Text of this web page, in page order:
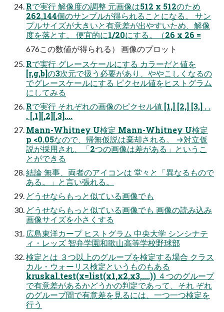
Rで実行 解像度の調整 元画像は512 x 512のため
262,144個のサンプルが得られることになる。 サン
プルサイズが大きいと有意差が出やすいため、解像
度を落とす。 便宜的に1/20にする。（26 x 26 =
676この数値が得られる） 画像のプロット
Rで実行 グレースケールにする カラーだと値を
[r,g,b]の3次元で扱う必要があり、ややこしくなるの
でグレースケールにする ピクセル値をヒストグラム
にしてみる
Rで実行 それぞれの画像のピクセル値 [1,] [2,] [3,] . .
. [,1][,2][,3]....
Mann-Whitney U検定 Mann-Whitney U検定
p <0.05なので、帰無仮説は棄却される。 →対立仮
説が採用され、「2つの画像は差がある」というこ
とができる
結論 無事、両者のアイコンは 堂々と「異なるもので
ある。」と言い張れる。
どうせならもっと似ている画像でも
どうせならもっと似ている画像でも 画像の読み込み
画像サイズを小さくする
広島東洋カープ ヒストグラム 中央大学 シンシナテ
ィ・レッズ 智弁学園和歌山高等学校野球部
検定とは ３つ以上のグループを検定する場合 クラス
カル・ウォーリス検定というものもある
kruskal.test(x=list(x1,x2,x3,....)) ４つのグループ
で有意差があるかどうかの判定であって、それ ぞれ
のグループ間で有意差を見るには、一つ一つ検定を
行う